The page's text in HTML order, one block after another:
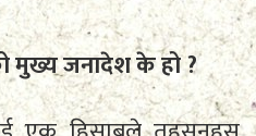
मुख्य जनादेश के हो ?